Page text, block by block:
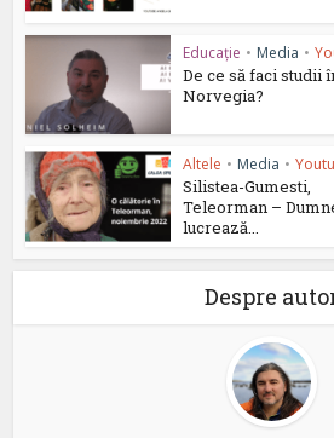
Educație • Media •
De ce să faci studii
Norvegia?
Altele • Media •
Silistea-Gumesti,
Teleorman –
lucrează...
Despre